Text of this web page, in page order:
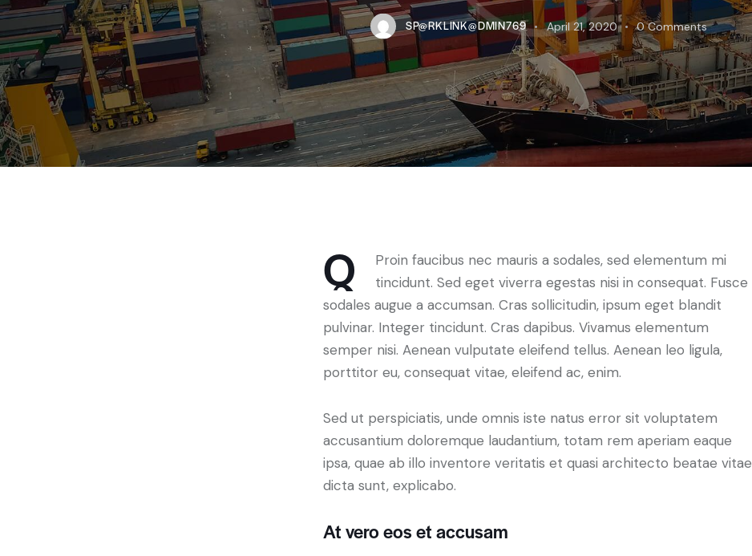
SP@RKLINK@DMIN769 April 21, 2020 0 Comments
Q
Proin faucibus nec mauris a sodales, sed elementum mi
tincidunt. Sed eget viverra egestas nisi in consequat. Fusce
sodales augue a accumsan. Cras sollicitudin, ipsum eget blandit
pulvinar. Integer tincidunt. Cras dapibus. Vivamus elementum
semper nisi. Aenean vulputate eleifend tellus. Aenean leo ligula,
porttitor eu, consequat vitae, eleifend ac, enim.
Sed ut perspiciatis, unde omnis iste natus error sit voluptatem
accusantium doloremque laudantium, totam rem aperiam eaque
ipsa, quae ab illo inventore veritatis et quasi architecto beatae vitae
dicta sunt, explicabo.
At vero eos et accusam